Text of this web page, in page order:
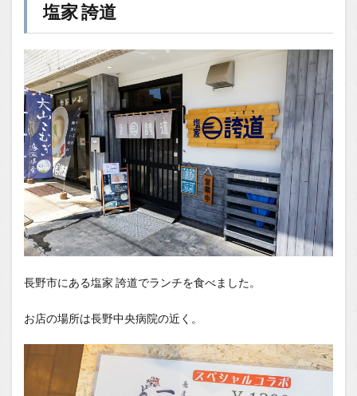
塩家 誇道
長野市にある塩家 誇道でランチを食べました。
お店の場所は長野中央病院の近く。